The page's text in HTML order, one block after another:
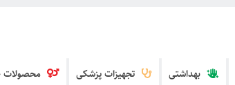
بهداشتی تجهیزات پزشکی